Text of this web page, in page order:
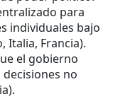
para
individuales bajo
Italia, Francia).
el gobierno
no